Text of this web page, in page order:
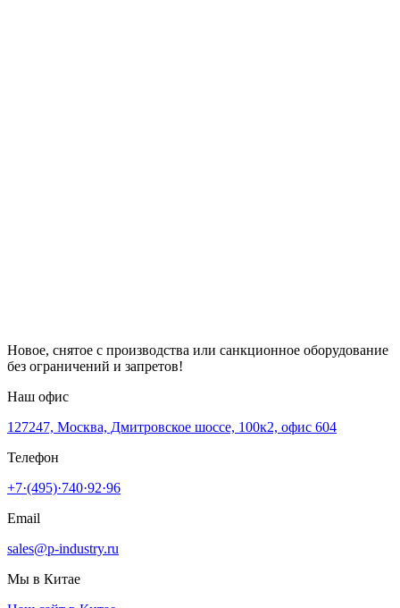
Новое, снятое с производства или санкционное оборудование
без ограничений и запретов!
Наш офис
127247, Москва, Дмитровское шоссе, 100к2, офис 604
Телефон
+7·(495)·740·92·96
Email
sales@p-industry.ru
Мы в Китае